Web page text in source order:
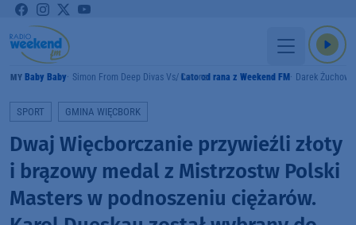
Baby Baby Simon From Deep Divas Vs. CoronaLato od rana z Weekend FM Darek
SPORT GMINA WIĘCBORK
Dwaj Więcborczanie przywieźli złoty
i brązowy medal z Mistrzostw Polski
Masters w podnoszeniu ciężarów.